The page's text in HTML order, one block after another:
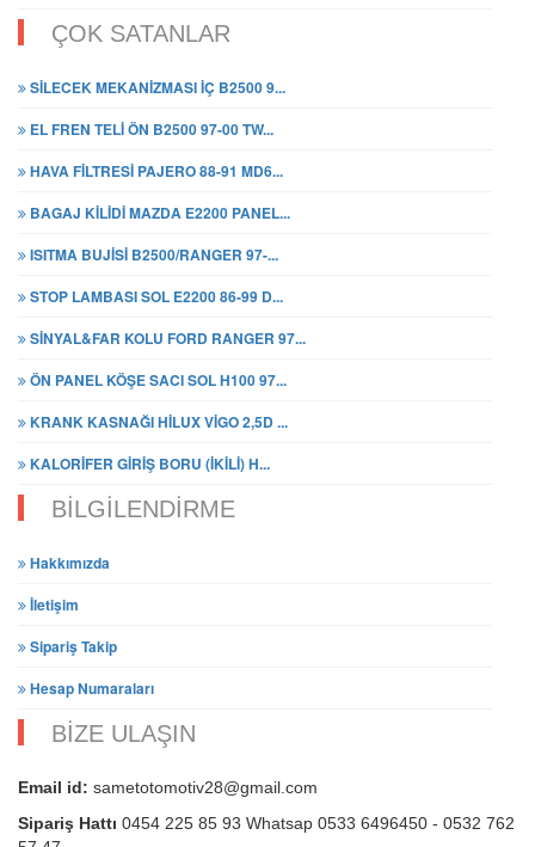
ÇOK SATANLAR
SİLECEK MEKANİZMASI İÇ B2500 9...
EL FREN TELİ ÖN B2500 97-00 TW...
HAVA FİLTRESİ PAJERO 88-91 MD6...
BAGAJ KİLİDİ MAZDA E2200 PANEL...
ISITMA BUJİSİ B2500/RANGER 97-...
STOP LAMBASI SOL E2200 86-99 D...
SİNYAL&FAR KOLU FORD RANGER 97...
ÖN PANEL KÖŞE SACI SOL H100 97...
KRANK KASNAĞI HİLUX VİGO 2,5D ...
KALORİFER GİRİŞ BORU (İKİLİ) H...
BİLGİLENDİRME
Hakkımızda
İletişim
Sipariş Takip
Hesap Numaraları
BİZE ULAŞIN
Email id: sametotomotiv28@gmail.com
Sipariş Hattı 0454 225 85 93 Whatsap 0533 6496450 - 0532 762